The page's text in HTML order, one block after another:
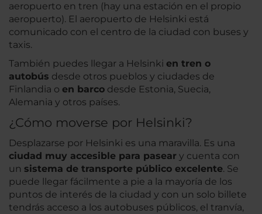
aeropuerto en tren (hay una estación en el propio
aeropuerto). El aeropuerto de Helsinki está
comunicado con el centro de la ciudad con buses y
taxis.
También puedes llegar a Helsinki en tren o
autobús desde otros pueblos y ciudades de
Finlandia o en barco desde Estonia, Suecia,
Alemania y otros países.
¿Cómo moverse por Helsinki?
Desplazarse por Helsinki es una maravilla. Es una
ciudad muy accesible para pasear y cuenta con
un sistema de transporte público excelente. Se
puede llegar fácilmente a pie a la mayoría de los
puntos de interés de la ciudad y con un solo billete
tendrás acceso a los autobuses públicos, el tranvía,